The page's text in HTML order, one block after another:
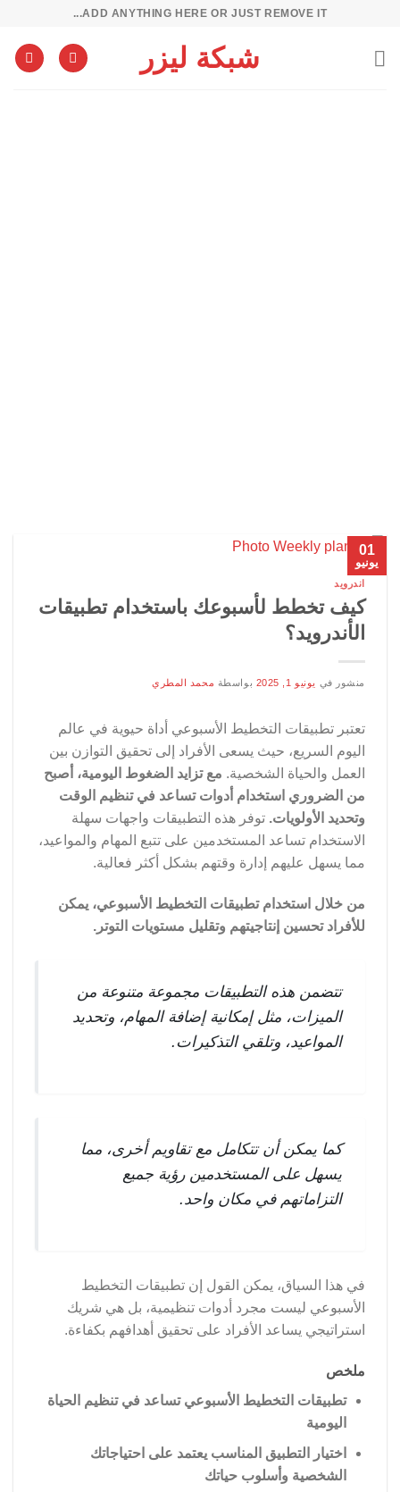
ADD ANYTHING HERE OR JUST REMOVE IT...
شبكة ليزر
01
يونيو
اندرويد
كيف تخطط لأسبوعك باستخدام تطبيقات
الأندرويد؟
منشور في يونيو 1, 2025 بواسطة محمد المطري
تعتبر تطبيقات التخطيط الأسبوعي أداة حيوية في عالم
اليوم السريع، حيث يسعى الأفراد إلى تحقيق التوازن بين
العمل والحياة الشخصية. مع تزايد الضغوط اليومية، أصبح
من الضروري استخدام أدوات تساعد في تنظيم الوقت
وتحديد الأولويات. توفر هذه التطبيقات واجهات سهلة
الاستخدام تساعد المستخدمين على تتبع المهام والمواعيد،
مما يسهل عليهم إدارة وقتهم بشكل أكثر فعالية.
من خلال استخدام تطبيقات التخطيط الأسبوعي، يمكن
للأفراد تحسين إنتاجيتهم وتقليل مستويات التوتر.
تتضمن هذه التطبيقات مجموعة متنوعة من
الميزات، مثل إمكانية إضافة المهام، وتحديد
المواعيد، وتلقي التذكيرات.
كما يمكن أن تتكامل مع تقاويم أخرى، مما
يسهل على المستخدمين رؤية جميع
التزاماتهم في مكان واحد.
في هذا السياق، يمكن القول إن تطبيقات التخطيط
الأسبوعي ليست مجرد أدوات تنظيمية، بل هي شريك
استراتيجي يساعد الأفراد على تحقيق أهدافهم بكفاءة.
ملخص
تطبيقات التخطيط الأسبوعي تساعد في تنظيم الحياة
اليومية
اختيار التطبيق المناسب يعتمد على احتياجاتك
الشخصية وأسلوب حياتك